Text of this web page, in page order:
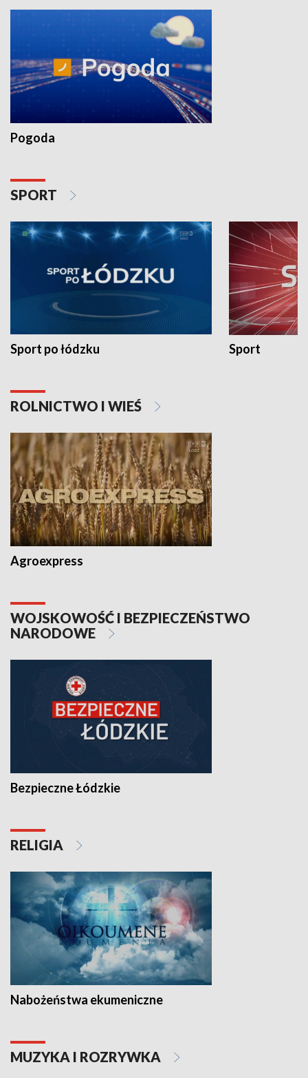
Pogoda
SPORT
Sport po łódzku Sport
ROLNICTWO I WIEŚ
Agroexpress
WOJSKOWOŚĆ I BEZPIECZEŃSTWO
NARODOWE
Bezpieczne Łódzkie
RELIGIA
Nabożeństwa ekumeniczne
MUZYKA I ROZRYWKA